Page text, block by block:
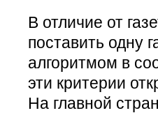
В отличие от
поставить одну
алгоритмом в
эти критерии
На главной